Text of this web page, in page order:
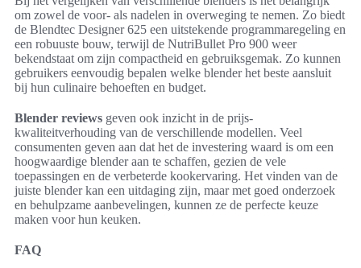
om zowel de voor- als nadelen in overweging te nemen. Zo biedt
de Blendtec Designer 625 een uitstekende programmaregeling en
een robuuste bouw, terwijl de NutriBullet Pro 900 weer
bekendstaat om zijn compactheid en gebruiksgemak. Zo kunnen
gebruikers eenvoudig bepalen welke blender het beste aansluit
bij hun culinaire behoeften en budget.
Blender reviews geven ook inzicht in de prijs-
kwaliteitverhouding van de verschillende modellen. Veel
consumenten geven aan dat het de investering waard is om een
hoogwaardige blender aan te schaffen, gezien de vele
toepassingen en de verbeterde kookervaring. Het vinden van de
juiste blender kan een uitdaging zijn, maar met goed onderzoek
en behulpzame aanbevelingen, kunnen ze de perfecte keuze
maken voor hun keuken.
FAQ